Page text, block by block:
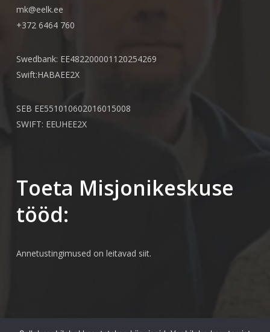
mk@eelk.ee
+372 6464 760
Swedbank: EE482200001120254269
Swift:HABAEE2X
SEB EE551010602016015008
SWIFT: EEUHEE2X
Toeta Misjonikeskuse
tööd:
Annetustingimused on leitavad siit.